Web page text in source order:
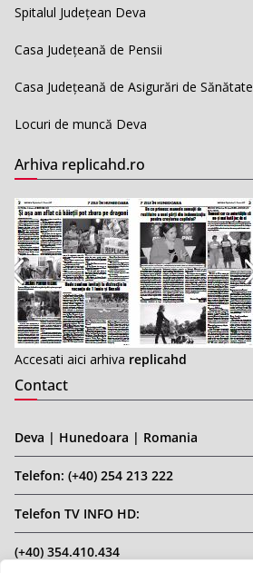
Spitalul Județean Deva
Casa Județeană de Pensii
Casa Județeană de Asigurări de Sănătate
Locuri de muncă Deva
Arhiva replicahd.ro
Accesati aici arhiva replicahd
Contact
Deva | Hunedoara | Romania
Telefon: (+40) 254 213 222
Telefon TV INFO HD:
(+40) 354.410.434